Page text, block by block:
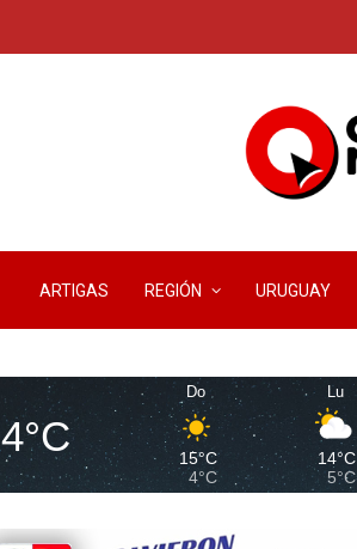
ARTIGAS REGIÓN URUGUAY
4°C
Do
15°C
4°C
Lu
14°C
5°C